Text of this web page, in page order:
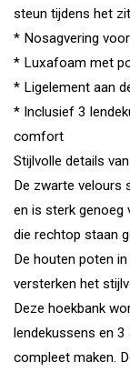
steun tijdens het
* Nosagvering
* Luxafoam met
* Ligelement aan
* Inclusief 3
comfort
Stijlvolle details
De zwarte velours
en is sterk genoeg
die rechtop staan
De houten poten
versterken het
Deze hoekbank
lendekussens en
compleet maken.